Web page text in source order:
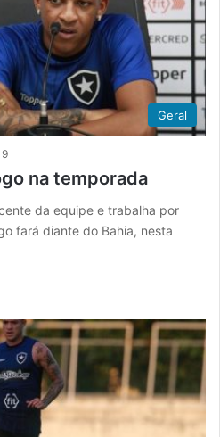
Geral
na temporada
da equipe e trabalha por
fará diante do Bahia, nesta